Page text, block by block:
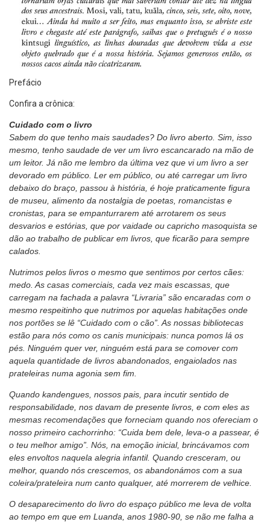
Prefácio
Confira a crônica:
Cuidado com o livro
Sabem do que tenho mais saudades? Do livro aberto. Sim, isso
mesmo, tenho saudade de ver um livro escancarado na mão de
um leitor. Já não me lembro da última vez que vi um livro a ser
devorado em público. Ler em público, ou até carregar um livro
debaixo do braço, passou à história, é hoje praticamente figura
de museu, alimento da nostalgia de poetas, romancistas e
cronistas, para se empanturrarem até arrotarem os seus
desvarios e estórias, que por vaidade ou capricho masoquista se
dão ao trabalho de publicar em livros, que ficarão para sempre
calados.
Nutrimos pelos livros o mesmo que sentimos por certos cães:
medo. As casas comerciais, cada vez mais escassas, que
carregam na fachada a palavra “Livraria” são encaradas com o
mesmo respeitinho que nutrimos por aquelas habitações onde
nos portões se lê “Cuidado com o cão”. As nossas bibliotecas
estão para nós como os canis municipais: nunca pomos lá os
pés. Ninguém quer ver, ninguém está para se comover com
aquela quantidade de livros abandonados, engaiolados nas
prateleiras numa agonia sem fim.
Quando kandengues, nossos pais, para incutir sentido de
responsabilidade, nos davam de presente livros, e com eles as
mesmas recomendações que forneciam quando nos ofereciam o
nosso primeiro cachorrinho: “Cuida bem dele, leva-o a passear, é
o teu melhor amigo”. Nós, na emoção inicial, brincávamos com
eles envoltos naquela alegria infantil. Quando cresceram, ou
melhor, quando nós crescemos, os abandonámos com a sua
coleira/prateleira num canto qualquer, até morrerem de velhice.
O desaparecimento do livro do espaço público me leva de volta
ao tempo em que em Luanda, anos 1980-90, se não me falha a